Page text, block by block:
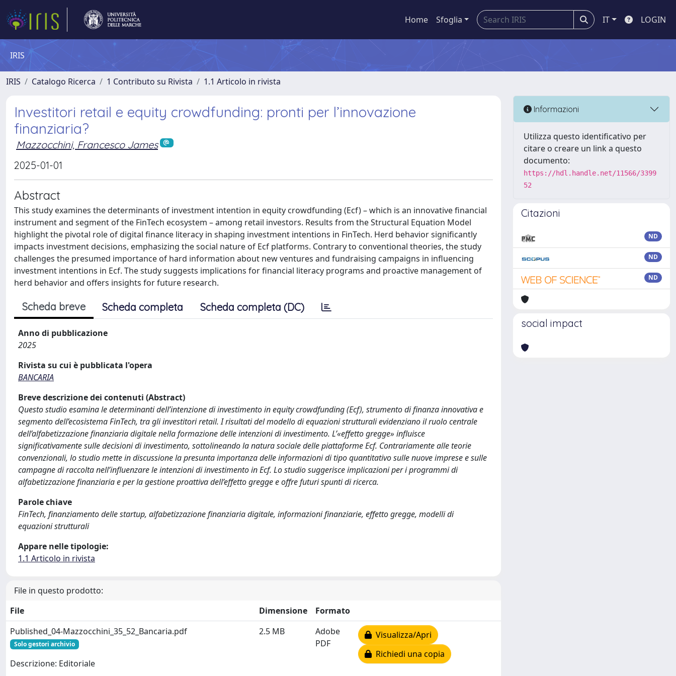
Home Sfoglia IT LOGIN
IRIS
IRIS Catalogo Ricerca 1 Contributo su Rivista 1.1 Articolo in rivista
Investitori retail e equity crowdfunding: pronti per l’innovazione
finanziaria?
Mazzocchini, Francesco James
2025-01-01
Abstract
This study examines the determinants of investment intention in equity crowdfunding (Ecf) – which is an innovative financial
instrument and segment of the FinTech ecosystem – among retail investors. Results from the Structural Equation Model
highlight the pivotal role of digital finance literacy in shaping investment intentions in FinTech. Herd behavior significantly
impacts investment decisions, emphasizing the social nature of Ecf platforms. Contrary to conventional theories, the study
challenges the presumed importance of hard information about new ventures and fundraising campaigns in influencing
investment intentions in Ecf. The study suggests implications for financial literacy programs and proactive management of
herd behavior and offers insights for future research.
Scheda breve Scheda completa Scheda completa (DC)
Anno di pubblicazione
2025
Rivista su cui è pubblicata l'opera
BANCARIA
Breve descrizione dei contenuti (Abstract)
Questo studio esamina le determinanti dell’intenzione di investimento in equity crowdfunding (Ecf), strumento di finanza innovativa e
segmento dell’ecosistema FinTech, tra gli investitori retail. I risultati del modello di equazioni strutturali evidenziano il ruolo centrale
dell’alfabetizzazione finanziaria digitale nella formazione delle intenzioni di investimento. L’«effetto gregge» influisce
significativamente sulle decisioni di investimento, sottolineando la natura sociale delle piattaforme Ecf. Contrariamente alle teorie
convenzionali, lo studio mette in discussione la presunta importanza delle informazioni di tipo quantitativo sulle nuove imprese e sulle
campagne di raccolta nell’influenzare le intenzioni di investimento in Ecf. Lo studio suggerisce implicazioni per i programmi di
alfabetizzazione finanziaria e per la gestione proattiva dell’effetto gregge e offre futuri spunti di ricerca.
Parole chiave
FinTech, finanziamento delle startup, alfabetizzazione finanziaria digitale, informazioni finanziarie, effetto gregge, modelli di
equazioni strutturali
Appare nelle tipologie:
1.1 Articolo in rivista
File in questo prodotto:
File
Dimensione
Formato
Published_04-Mazzocchini_35_52_Bancaria.pdf
Solo gestori archivio
Descrizione: Editoriale
2.5 MB
Adobe
PDF
Visualizza/Apri
Richiedi una copia
Informazioni
Utilizza questo identificativo per
citare o creare un link a questo
documento:
https://hdl.handle.net/11566/3399
52
Citazioni
ND
ND
ND
social impact